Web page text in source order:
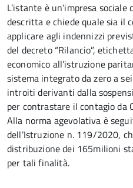
L’istante è un’impresa
descritta e chiede quale sia il
applicare agli indennizzi
del decreto “Rilancio”,
economico all’istruzione
sistema integrato da zero a
introiti derivanti dalla
per contrastare il contagio da
Alla norma agevolativa è
dell’Istruzione n. 119/2020,
distribuzione dei 165milioni
per tali finalità.